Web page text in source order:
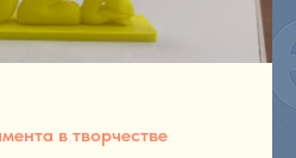
в творчестве